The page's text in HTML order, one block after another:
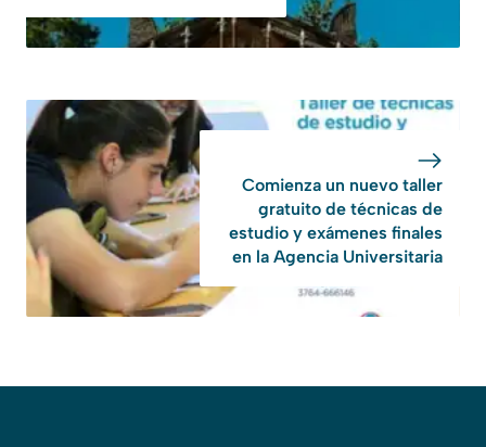
Comienza un nuevo taller
gratuito de técnicas de
estudio y exámenes finales
en la Agencia Universitaria